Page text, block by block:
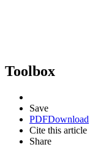
Toolbox
Save
PDFDownload
Cite this article
Share